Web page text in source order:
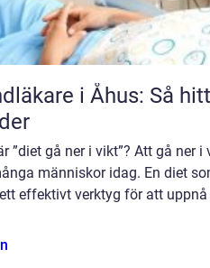
i Åhus: Så
”diet gå ner i vikt”? Att gå ner
människor idag. En diet
effektivt verktyg för att uppnå